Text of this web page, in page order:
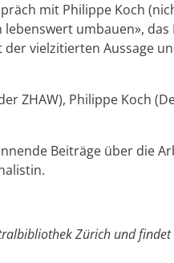
mit Philippe Koch
umbauen»,
vielzitierten Aussage
ZHAW), Philippe Koch
Beiträge über
Zürich und